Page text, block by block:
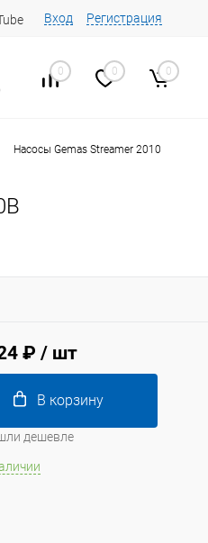
Вход Регистрация
0 0 0
Насосы Gemas Streamer 2010
₽ / шт
В корзину
дешевле